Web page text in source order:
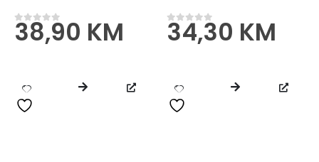
0od 5
38,90 KM 0od 5
34,30 KM
IPPONGEAR Mini privjesak za ključeve s remenom